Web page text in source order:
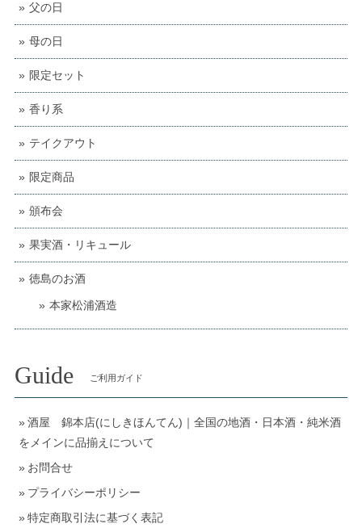
父の日
母の日
限定セット
香り系
テイクアウト
限定商品
頒布会
果実酒・リキュール
徳島のお酒
本家松浦酒造
Guide ご利用ガイド
酒屋 錦本店(にしきほんてん)｜全国の地酒・日本酒・純米酒
をメインに品揃えについて
お問合せ
プライバシーポリシー
特定商取引法に基づく表記